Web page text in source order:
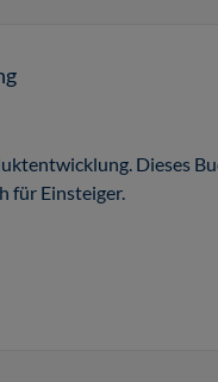
Dieses
für Einsteiger.